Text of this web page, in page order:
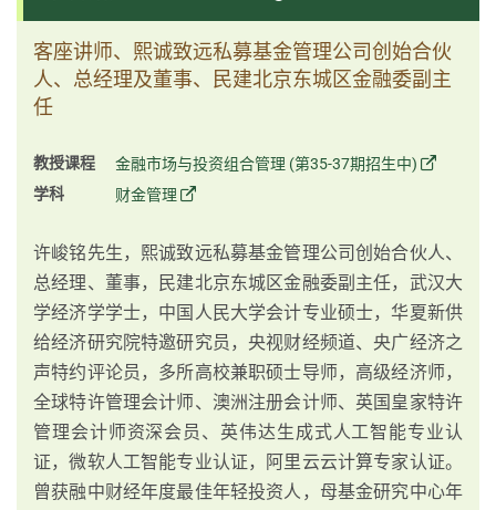
客座讲师、熙诚致远私募基金管理公司创始合伙
人、总经理及董事、民建北京东城区金融委副主
任
教授课程
金融市场与投资组合管理 (第35-37期招生中)
学科
财金管理
许峻铭先生，熙诚致远私募基金管理公司创始合伙人、
总经理、董事，民建北京东城区金融委副主任，武汉大
学经济学学士，中国人民大学会计专业硕士，华夏新供
给经济研究院特邀研究员，央视财经频道、央广经济之
声特约评论员，多所高校兼职硕士导师，高级经济师，
全球特许管理会计师、澳洲注册会计师、英国皇家特许
管理会计师资深会员、英伟达生成式人工智能专业认
证，微软人工智能专业认证，阿里云云计算专家认证。
曾获融中财经年度最佳年轻投资人，母基金研究中心年